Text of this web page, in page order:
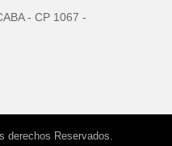
- CP 1067 -
derechos Reservados.